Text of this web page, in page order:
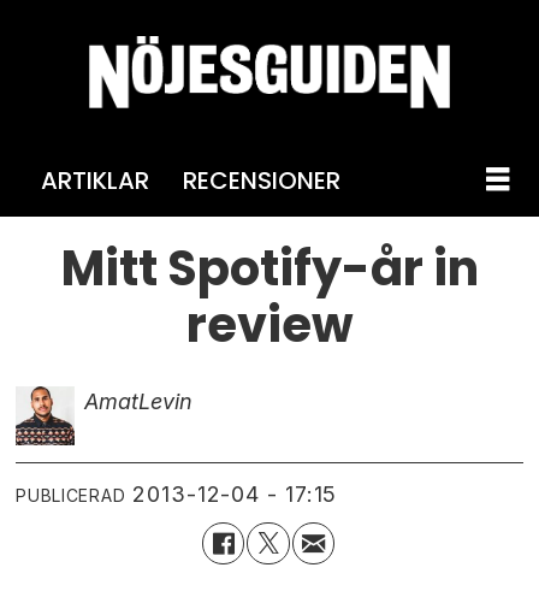
ARTIKLAR RECENSIONER
Mitt Spotify-år in
review
AmatLevin
PUBLICERAD 2013-12-04 - 17:15